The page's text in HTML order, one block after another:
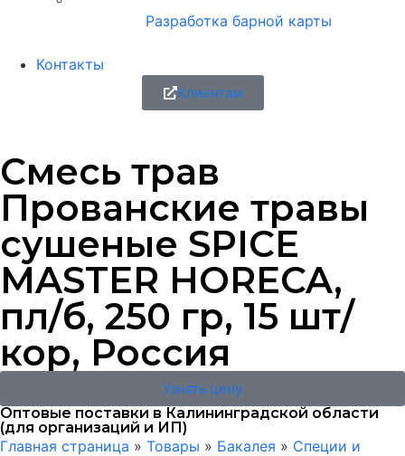
Разработка барной карты
Контакты
Клиентам
Смесь трав
Прованские травы
сушеные SPICE
MASTER HORECA,
пл/б, 250 гр, 15 шт/
кор, Россия
Узнать цену
Оптовые поставки в Калининградской области
(для организаций и ИП)
Главная страница » Товары » Бакалея » Специи и